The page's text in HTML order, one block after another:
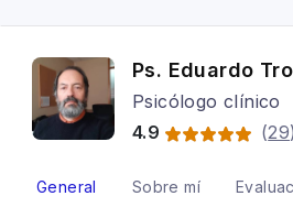
Ps. Eduardo
Psicólogo clínico
4.9
(29)
General Sobre mí